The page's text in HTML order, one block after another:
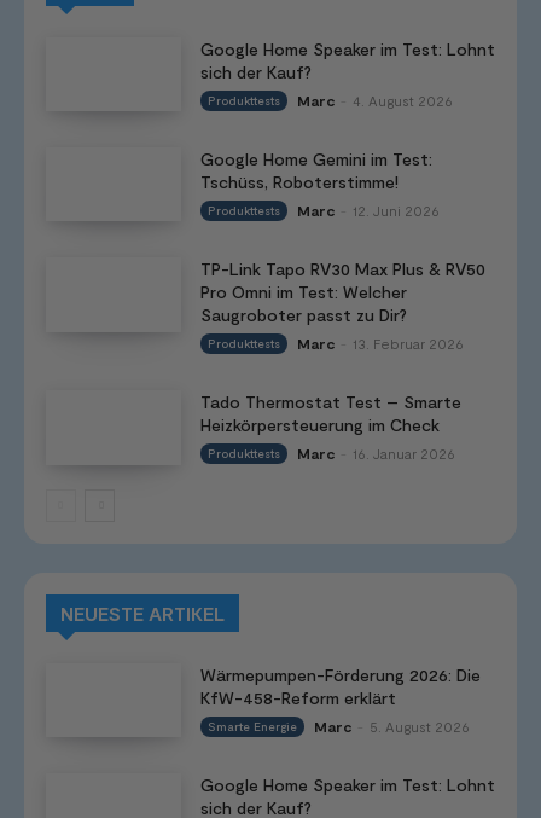
Google Home Speaker im Test: Lohnt
sich der Kauf?
Produkttests Marc 4. August 2026
Google Home Gemini im Test:
Tschüss, Roboterstimme!
Produkttests Marc 12. Juni 2026
TP-Link Tapo RV30 Max Plus & RV50
Pro Omni im Test: Welcher
Saugroboter passt zu Dir?
Produkttests Marc 13. Februar 2026
Tado Thermostat Test – Smarte
Heizkörpersteuerung im Check
Produkttests Marc 16. Januar 2026
NEUESTE ARTIKEL
Wärmepumpen-Förderung 2026: Die
KfW-458-Reform erklärt
Smarte Energie Marc 5. August 2026
Google Home Speaker im Test: Lohnt
sich der Kauf?